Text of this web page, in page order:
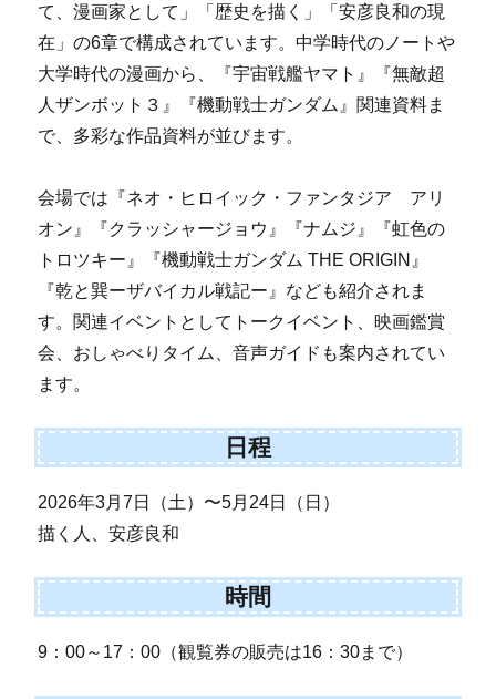
て、漫画家として」「歴史を描く」「安彦良和の現
在」の6章で構成されています。中学時代のノートや
大学時代の漫画から、『宇宙戦艦ヤマト』『無敵超
人ザンボット３』『機動戦士ガンダム』関連資料ま
で、多彩な作品資料が並びます。
会場では『ネオ・ヒロイック・ファンタジア アリ
オン』『クラッシャージョウ』『ナムジ』『虹色の
トロツキー』『機動戦士ガンダム THE ORIGIN』
『乾と巽ーザバイカル戦記ー』なども紹介されま
す。関連イベントとしてトークイベント、映画鑑賞
会、おしゃべりタイム、音声ガイドも案内されてい
ます。
日程
2026年3月7日（土）〜5月24日（日）
描く人、安彦良和
時間
9：00～17：00（観覧券の販売は16：30まで）